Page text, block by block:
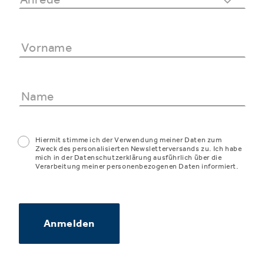
Hiermit stimme ich der Verwendung meiner Daten zum
Zweck des personalisierten Newsletterversands zu. Ich habe
mich in der Datenschutzerklärung ausführlich über die
Verarbeitung meiner personenbezogenen Daten informiert.
Anmelden